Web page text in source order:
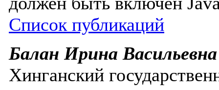
Список публикаций
Балан Ирина Васильевна
Хинганский